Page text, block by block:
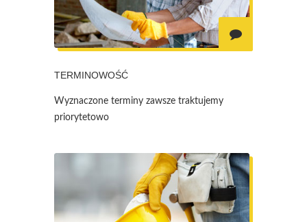
TERMINOWOŚĆ
Wyznaczone terminy zawsze traktujemy
priorytetowo